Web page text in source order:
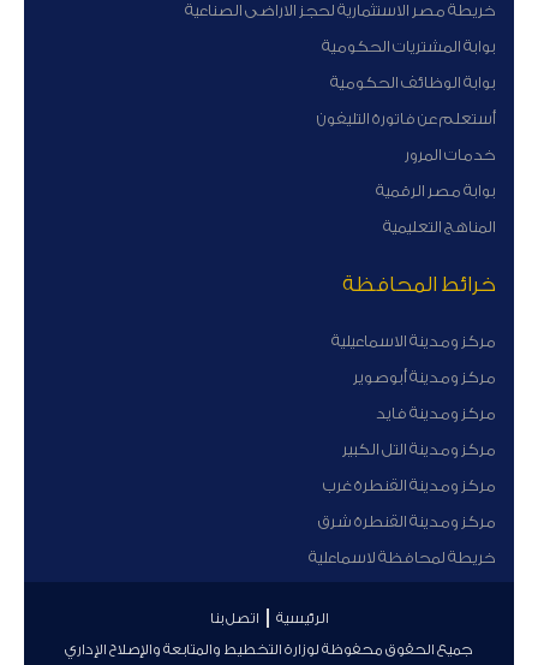
خريطة مصر الاستثمارية لحجز الاراضى الصناعية
بوابة المشتريات الحكومية
بوابة الوظائف الحكومية
أستعلم عن فاتورة التليفون
خدمات المرور
بوابة مصر الرقمية
المناهج التعليمية
خرائط المحافظة
مركز ومدينة الاسماعيلية
مركز ومدينة أبوصوير
مركز ومدينة فايد
مركز ومدينة التل الكبير
مركز ومدينة القنطرة غرب
مركز ومدينة القنطرة شرق
خريطة لمحافظة لاسماعلية
الرئيسية
اتصل بنا
جميع الحقوق محفوظة لوزارة التخطيط والمتابعة والإصلاح الإداري